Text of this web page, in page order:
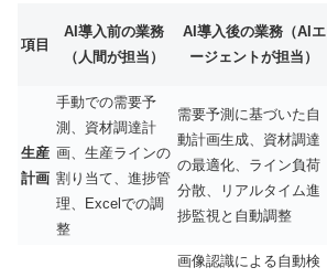
項目
AI導入前の業務
（人間が担当）
AI導入後の業務（AIエ
ージェントが担当）
生産
計画
手動での需要予
測、資材調達計
画、生産ラインの
割り当て、進捗管
理、Excelでの調
整
需要予測に基づいた自
動計画生成、資材調達
の最適化、ライン負荷
分散、リアルタイム進
捗監視と自動調整
画像認識による自動検